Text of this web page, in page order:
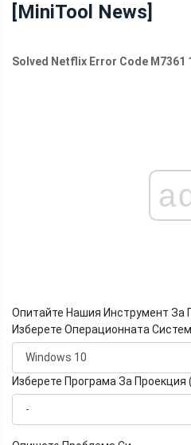
[MiniTool News]
Solved Netflix Error Code M7361
Опитайте Нашия Инструмент За
Изберете Операционната
Изберете Програма За